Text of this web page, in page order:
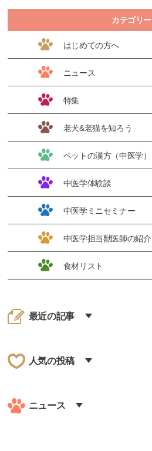
カテゴリー
はじめての方へ
ニュース
特集
老犬&老猫を知ろう
ペットの漢方（中医学）
中医学体験談
中医学ミニセミナー
中医学担当獣医師の紹介
食材リスト
最近の記事
人気の投稿
ニュース